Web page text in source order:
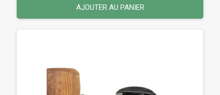
AJOUTER AU PANIER